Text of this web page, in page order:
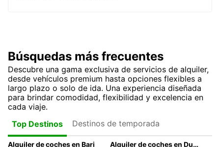
Búsquedas más frecuentes
Descubre una gama exclusiva de servicios de alquiler,
desde vehículos premium hasta opciones flexibles a
largo plazo o solo de ida. Una experiencia diseñada
para brindar comodidad, flexibilidad y excelencia en
cada viaje.
Top Destinos
Destinos de temporada
Alquiler de coches en Bari
Alquiler de coches en Dublín